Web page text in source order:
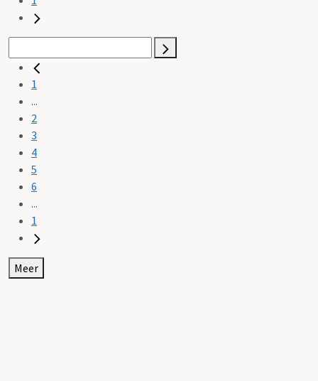
1
...
2
3
4
5
6
...
1
Meer